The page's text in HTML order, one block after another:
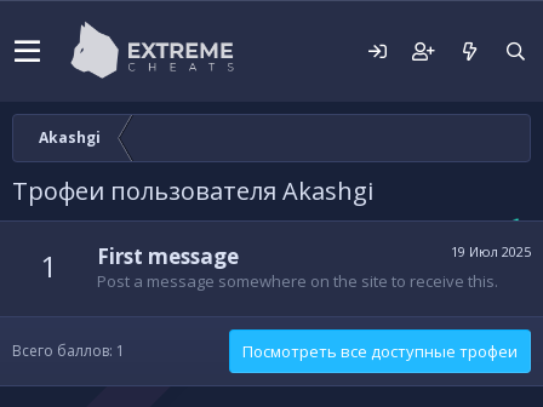
Akashgi
Трофеи пользователя Akashgi
1 19 Июл 2025
First message
Post a message somewhere on the site to receive this.
Всего баллов: 1 Посмотреть все доступные трофеи